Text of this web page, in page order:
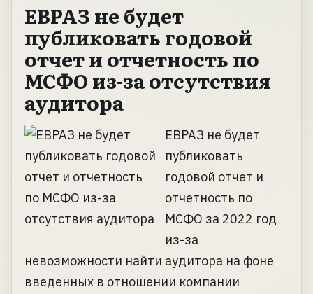
ЕВРАЗ не будет
публиковать годовой
отчет и отчетность по
МСФО из-за отсутствия
аудитора
ЕВРАЗ не будет
публиковать
годовой отчет и
отчетность по
МСФО за 2022 год
из-за
невозможности найти аудитора на фоне
введенных в отношении компании